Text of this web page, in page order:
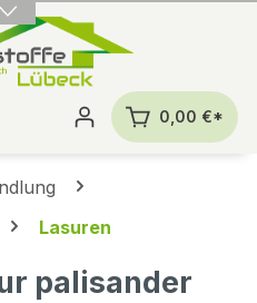
0,00 €*
Lasuren
palisander